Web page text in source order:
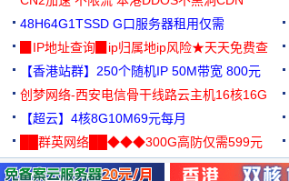
48H64G1TSSD G口服务器租用仅需
3000+可免费测试
▉IP地址查询▉ip归属地ip风险★天天免费查
【香港站群】250个随机IP 50M带宽 800元
创梦网络-西安电信骨干线路云主机16核16G
88元/月
【超云】4核8G10M69元每月
██群英网络██◆◆◆300G高防仅需599元
◆◆◆